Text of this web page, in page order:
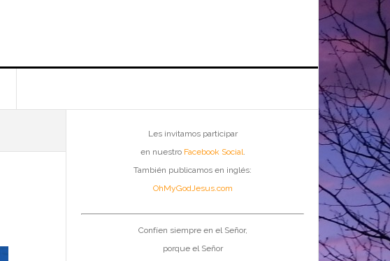
Les invitamos participar
en nuestro Facebook Social.
También publicamos en inglés:
OhMyGodJesus.com
Confíen siempre en el Señor,
porque el Señor